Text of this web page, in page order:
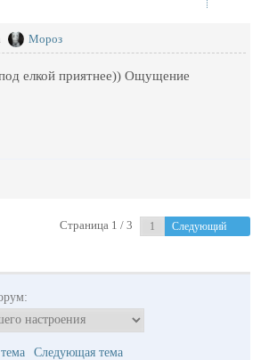
Мороз
елкой приятнее)) Ощущение
Страница 1 / 3 Следующий
Следующая тема